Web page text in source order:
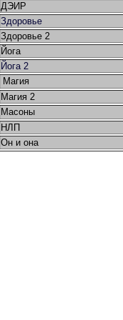
ДЭИР
Здоровье
Здоровье 2
Йога
Йога 2
Магия
Магия 2
Масоны
НЛП
Он и она